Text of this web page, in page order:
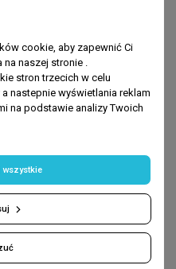
cookie, aby zapewnić Ci
naszej stronie .
stron trzecich w celu
nastepnie wyświetlania reklam
na podstawie analizy Twoich
wszystkie